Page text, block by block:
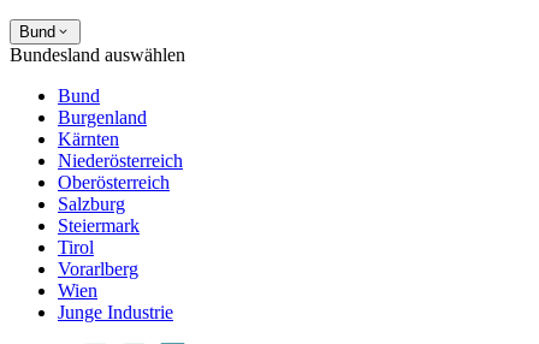
Bund
Bundesland auswählen
Bund
Burgenland
Kärnten
Niederösterreich
Oberösterreich
Salzburg
Steiermark
Tirol
Vorarlberg
Wien
Junge Industrie